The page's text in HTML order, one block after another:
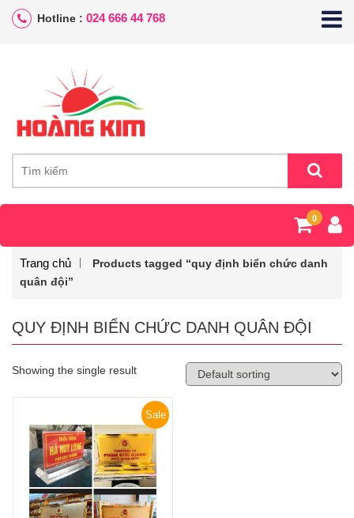
Hotline : 024 666 44 768
0
Trang chủ
Products tagged “quy định biển chức danh
quân đội”
QUY ĐỊNH BIỂN CHỨC DANH QUÂN ĐỘI
Showing the single result
Sale